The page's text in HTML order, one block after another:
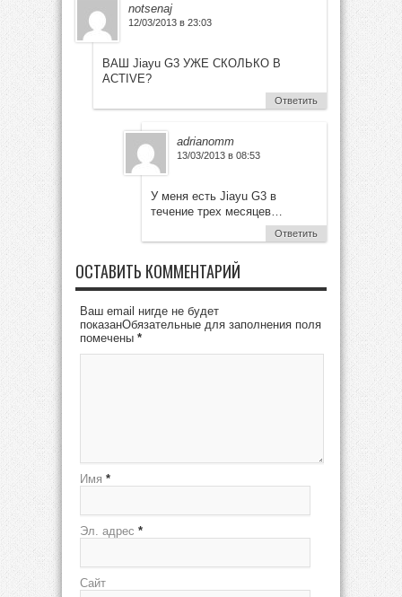
notsenaj
12/03/2013 в 23:03
ВАШ Jiayu G3 УЖЕ СКОЛЬКО В
ACTIVE?
Ответить
adrianomm
13/03/2013 в 08:53
У меня есть Jiayu G3 в
течение трех месяцев…
Ответить
ОСТАВИТЬ КОММЕНТАРИЙ
Ваш email нигде не будет
показанОбязательные для заполнения поля
помечены *
Имя *
Эл. адрес *
Сайт